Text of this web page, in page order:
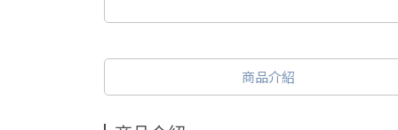
商品介紹